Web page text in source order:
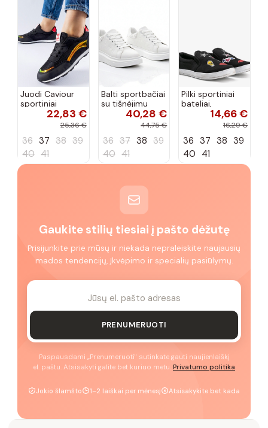
Juodi Caviour
sportiniai
sportbačiai22,83 €
25,36 €
36 37 38 39
40 41
Balti sportbačiai
su tišnėjimu
Peyton40,28 €
44,75 €
36 37 38 39
40 41
Pilki sportiniai
bateliai,
„Justice"14,66 €
16,29 €
36 37 38 39
40 41
Gaukite stilių tiesiai į pašto dėžutę
Prisijunkite prie mūsų ir niekada nepraleiskite naujausių
mados tendencijų, įkvėpimo ir specialių pasiūlymų.
PRENUMERUOTI
Paspausdami „Prenumeruoti" sutinkate gauti naujienlaiškį
el. paštu. Atsisakyti galite bet kuriuo metu. Privatumo politika
Jokio šlamšto 1–2 laiškai per mėnesį Atsisakykite bet kada